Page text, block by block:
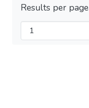
Results per page